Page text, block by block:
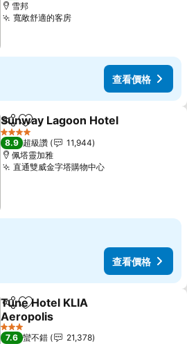
雪邦
寬敞舒適的客房
查看價格
分享 加入我的最愛
Sunway Lagoon Hotel
4 星級
8.9 超級讚
11,944
佩塔靈加雅
直通雙威金字塔購物中心
查看價格
分享 加入我的最愛
Tune Hotel KLIA
Aeropolis
3 星級
7.6 蠻不錯
21,378